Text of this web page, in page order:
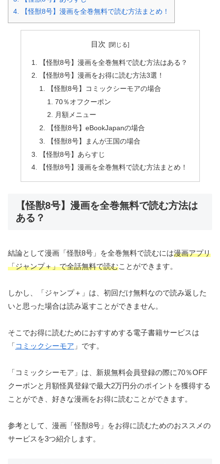
4.
【怪獣8号】漫画を全巻無料で読む方法まとめ！
目次
【怪獣8号】漫画を全巻無料で読む方法はある？
【怪獣8号】漫画をお得に読む方法3選！
【怪獣8号】コミックシーモアの場合
70％オフクーポン
月額メニュー
【怪獣8号】eBookJapanの場合
【怪獣8号】まんが王国の場合
【怪獣8号】あらすじ
【怪獣8号】漫画を全巻無料で読む方法まとめ！
【怪獣8号】漫画を全巻無料で読む方法は
ある？
結論として漫画「怪獣8号」を全巻無料で読むには漫画アプリ
「ジャンプ＋」で全話無料で読むことができます。
しかし、「ジャンプ＋」は、初回だけ無料なので読み返した
いと思った場合は読み返すことができません。
そこでお得に読むためにおすすめする電子書籍サービスは
「コミックシーモア 」です。
「コミックシーモア」は、新規無料会員登録の際に70％OFF
クーポンと月額怪異登録で最大2万円分のポイントを獲得する
ことができ、好きな漫画をお得に読むことができます。
参考として、漫画「怪獣8号」をお得に読むためのおススメの
サービスを3つ紹介します。